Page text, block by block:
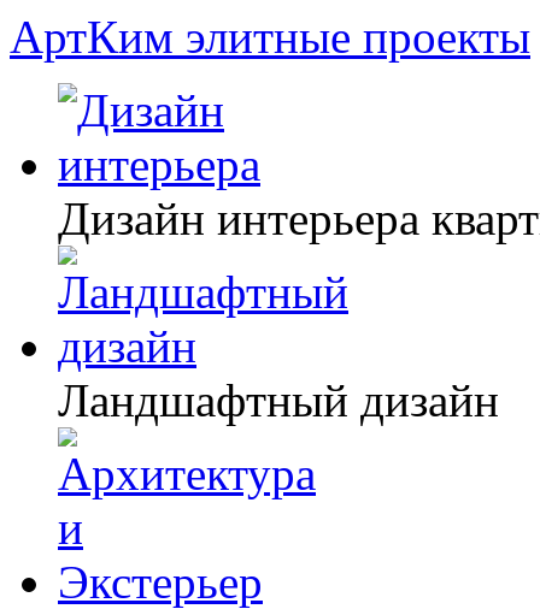
АртКим элитные проекты
Дизайн интерьера
Ландшафтный дизайн